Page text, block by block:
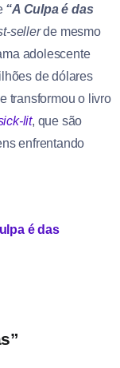
“A Culpa é das
sellerde mesmo
adolescente
de dólares
transformou o livro
lit, que são
enfrentando
é das